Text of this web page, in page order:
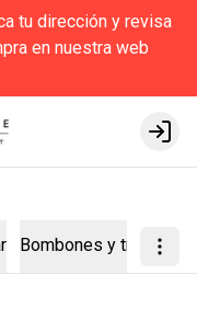
tu dirección y revisa
en nuestra web
Login
Bombones y trufas